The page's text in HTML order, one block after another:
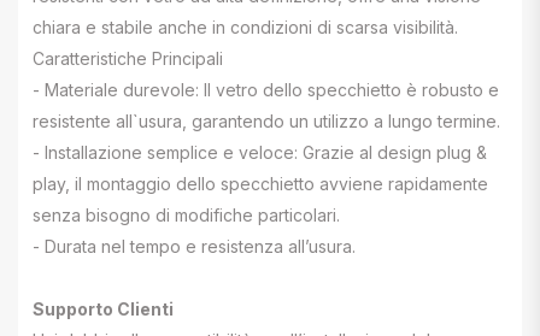
chiara e stabile anche in condizioni di scarsa visibilità.
Caratteristiche Principali
- Materiale durevole: Il vetro dello specchietto è robusto e
resistente all`usura, garantendo un utilizzo a lungo termine.
- Installazione semplice e veloce: Grazie al design plug &
play, il montaggio dello specchietto avviene rapidamente
senza bisogno di modifiche particolari.
- Durata nel tempo e resistenza all’usura.
Supporto Clienti